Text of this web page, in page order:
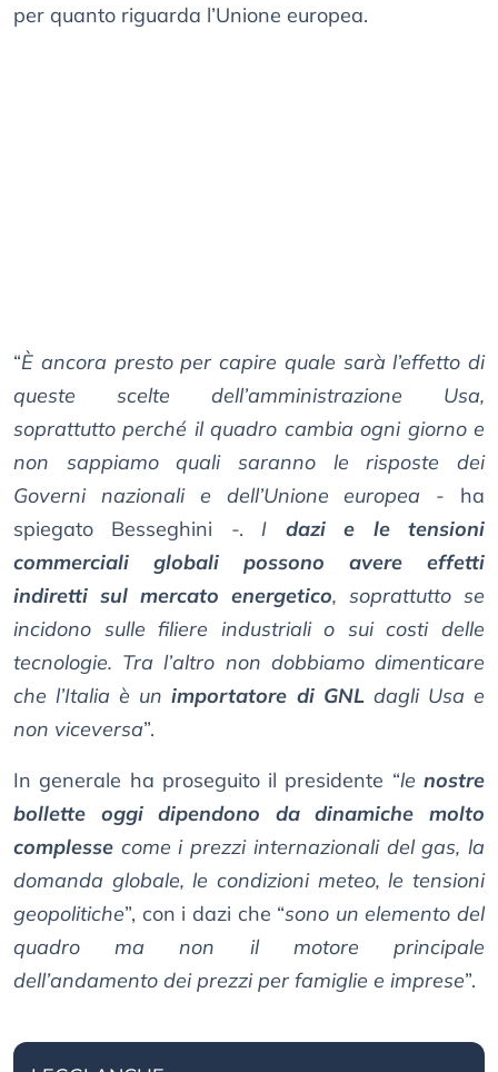
per quanto riguarda l’Unione europea.
“È ancora presto per capire quale sarà l’effetto di
queste scelte dell’amministrazione Usa,
soprattutto perché il quadro cambia ogni giorno e
non sappiamo quali saranno le risposte dei
Governi nazionali e dell’Unione europea - ha
spiegato Besseghini -. I dazi e le tensioni
commerciali globali possono avere effetti
indiretti sul mercato energetico, soprattutto se
incidono sulle filiere industriali o sui costi delle
tecnologie. Tra l’altro non dobbiamo dimenticare
che l’Italia è unimportatore di GNLdagli Usa e
non viceversa”.
In generale ha proseguito il presidente “lenostre
bollette oggi dipendono da dinamiche molto
complesse come i prezzi internazionali del gas, la
domanda globale, le condizioni meteo, le tensioni
geopolitiche”, con i dazi che “sono un elemento del
quadro ma non il motore principale
dell’andamento dei prezzi per famiglie e imprese”.